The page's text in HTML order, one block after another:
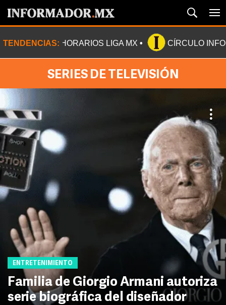
TENDENCIAS: HORARIOS LIGA MX CÍRCULO
SERIES DE TELEVISIÓN
ENTRETENIMIENTO
Familia de Giorgio Armani autoriza
serie biográfica del diseñador